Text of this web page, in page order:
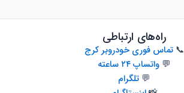
راه‌های ارتباطی
📞تماس فوری خودروبر کرج
💬 واتساپ ۲۴ ساعته
💬 تلگرام